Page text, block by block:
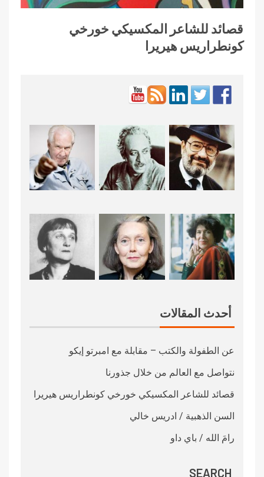
قصائد للشاعر المكسيكي خورخي
كونطراريس هيريرا
أحدث المقالات
عن الطفولة والكتب – مقابلة مع امبرتو إيكو
نتواصل مع العالم من خلال جذورنا
قصائد للشاعر المكسيكي خورخي كونطراريس هيريرا
السن الذهبية / ادريس خالي
رامَ الله / باي داو
SEARCH